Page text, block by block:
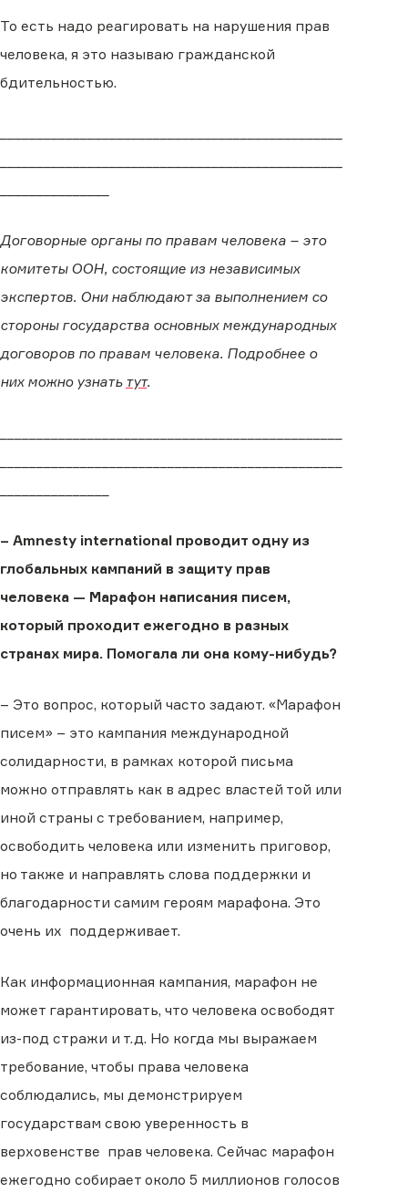
То есть надо реагировать на нарушения прав
человека, я это называю гражданской
бдительностью.
Договорные органы по правам человека – это
комитеты ООН, состоящие из независимых
экспертов. Они наблюдают за выполнением со
стороны государства основных международных
договоров по правам человека. Подробнее о
них можно узнать тут.
– Amnesty international проводит одну из
глобальных кампаний в защиту прав
человека — Марафон написания писем,
который проходит ежегодно в разных
странах мира. Помогала ли она кому-нибудь?
– Это вопрос, который часто задают. «Марафон
писем» – это кампания международной
солидарности, в рамках которой письма
можно отправлять как в адрес властей той или
иной страны с требованием, например,
освободить человека или изменить приговор,
но также и направлять слова поддержки и
благодарности самим героям марафона. Это
очень их поддерживает.
Как информационная кампания, марафон не
может гарантировать, что человека освободят
из-под стражи и т.д. Но когда мы выражаем
требование, чтобы права человека
соблюдались, мы демонстрируем
государствам свою уверенность в
верховенстве прав человека. Сейчас марафон
ежегодно собирает около 5 миллионов голосов